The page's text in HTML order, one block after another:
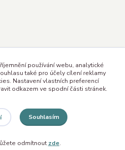
Eshop-rychle.cz
používání webu, analytické
také pro účely cílení reklamy
Nastavení vlastních preferencí
odkazem ve spodní části stránek.
Souhlasím
odmítnout zde.